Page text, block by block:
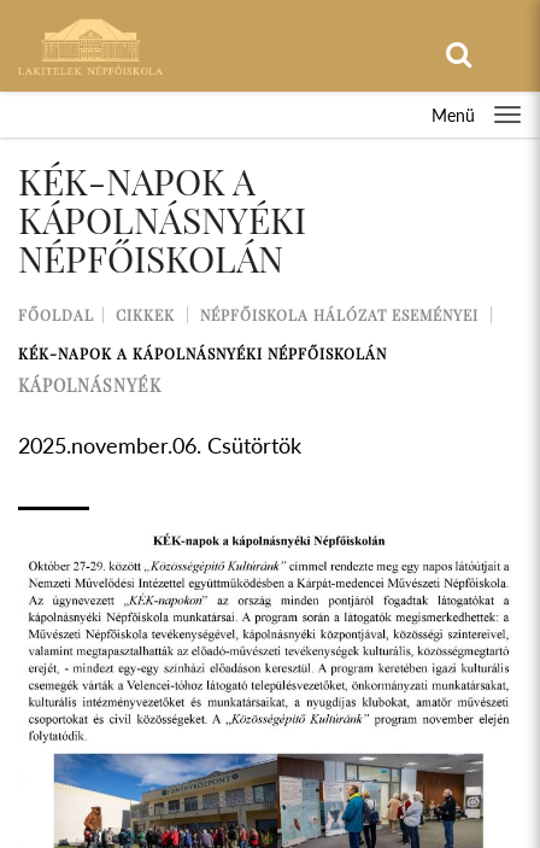
Menü
KÉK-NAPOK A
KÁPOLNÁSNYÉKI
NÉPFŐISKOLÁN
FŐOLDAL CIKKEK
NÉPFŐISKOLA HÁLÓZAT ESEMÉNYEI
KÉK-NAPOK A KÁPOLNÁSNYÉKI NÉPFŐISKOLÁN
KÁPOLNÁSNYÉK
2025.november.06. Csütörtök